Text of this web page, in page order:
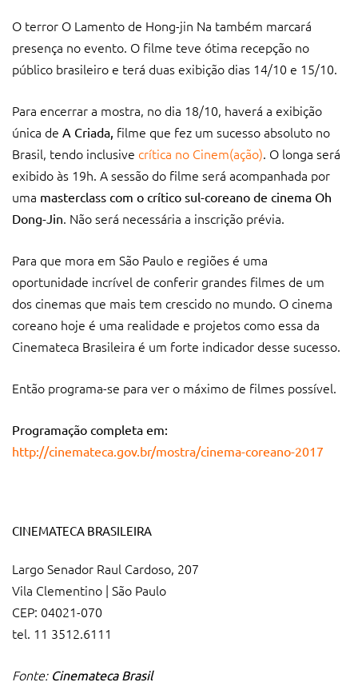
O terror O Lamento de Hong-jin Na também marcará
presença no evento. O filme teve ótima recepção no
público brasileiro e terá duas exibição dias 14/10 e 15/10.
Para encerrar a mostra, no dia 18/10, haverá a exibição
única de A Criada, filme que fez um sucesso absoluto no
Brasil, tendo inclusive crítica no Cinem(ação). O longa será
exibido às 19h. A sessão do filme será acompanhada por
uma masterclass com o crítico sul-coreano de cinema Oh
Dong-Jin. Não será necessária a inscrição prévia.
Para que mora em São Paulo e regiões é uma
oportunidade incrível de conferir grandes filmes de um
dos cinemas que mais tem crescido no mundo. O cinema
coreano hoje é uma realidade e projetos como essa da
Cinemateca Brasileira é um forte indicador desse sucesso.
Então programa-se para ver o máximo de filmes possível.
Programação completa em:
http://cinemateca.gov.br/mostra/cinema-coreano-2017
CINEMATECA BRASILEIRA
Largo Senador Raul Cardoso, 207
Vila Clementino | São Paulo
CEP: 04021-070
tel. 11 3512.6111
Fonte: Cinemateca Brasil